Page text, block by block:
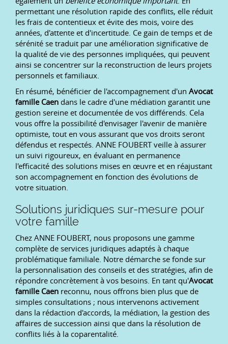
permettant une résolution rapide des conflits, elle réduit
les frais de contentieux et évite des mois, voire des
années, d'attente et d'incertitude. Ce gain de temps et de
sérénité se traduit par une amélioration significative de
la qualité de vie des personnes impliquées, qui peuvent
ainsi se concentrer sur la reconstruction de leurs projets
personnels et familiaux.
En résumé, bénéficier de l'accompagnement d'un Avocat
famille Caen dans le cadre d'une médiation garantit une
gestion sereine et documentée de vos différends. Cela
vous offre la possibilité d'envisager l'avenir de manière
optimiste, tout en vous assurant que vos droits seront
défendus et respectés. ANNE FOUBERT veille à assurer
un suivi rigoureux, en évaluant en permanence
l'efficacité des solutions mises en œuvre et en réajustant
son accompagnement en fonction des évolutions de
votre situation.
Solutions juridiques sur-mesure pour
votre famille
Chez ANNE FOUBERT, nous proposons une gamme
complète de services juridiques adaptés à chaque
problématique familiale. Notre démarche se fonde sur
la personnalisation des conseils et des stratégies, afin de
répondre concrètement à vos besoins. En tant qu'Avocat
famille Caen reconnu, nous offrons bien plus que de
simples consultations ; nous intervenons activement
dans la rédaction d'accords, la médiation, la gestion des
affaires de succession ainsi que dans la résolution de
conflits liés à la coparentalité.